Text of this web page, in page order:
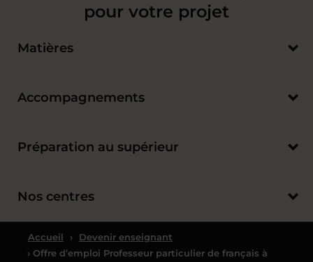
pour votre projet
Matières
Accompagnements
Préparation au supérieur
Nos centres
Accueil ›
Devenir enseignant
› Offre d’emploi Professeur particulier de français à